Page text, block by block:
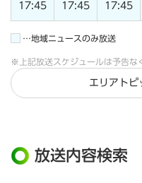
17:45 17:45 17:45
…地域ニュースのみ放送
※上記放送スケジュールは予告な
エリアトピ
放送内容検索